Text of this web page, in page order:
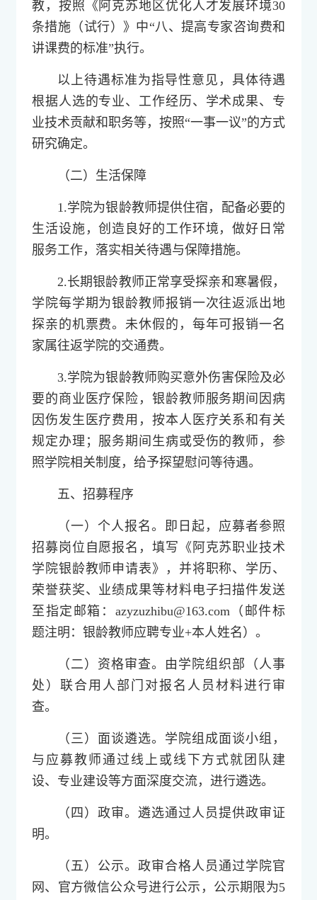
教，按照《阿克苏地区优化人才发展环境30
条措施（试行）》中“八、提高专家咨询费和
讲课费的标准”执行。
以上待遇标准为指导性意见，具体待遇
根据人选的专业、工作经历、学术成果、专
业技术贡献和职务等，按照“一事一议”的方式
研究确定。
（二）生活保障
1.学院为银龄教师提供住宿，配备必要的
生活设施，创造良好的工作环境，做好日常
服务工作，落实相关待遇与保障措施。
2.长期银龄教师正常享受探亲和寒暑假，
学院每学期为银龄教师报销一次往返派出地
探亲的机票费。未休假的，每年可报销一名
家属往返学院的交通费。
3.学院为银龄教师购买意外伤害保险及必
要的商业医疗保险，银龄教师服务期间因病
因伤发生医疗费用，按本人医疗关系和有关
规定办理；服务期间生病或受伤的教师，参
照学院相关制度，给予探望慰问等待遇。
五、招募程序
（一）个人报名。即日起，应募者参照
招募岗位自愿报名，填写《阿克苏职业技术
学院银龄教师申请表》，并将职称、学历、
荣誉获奖、业绩成果等材料电子扫描件发送
至指定邮箱：azyzuzhibu@163.com（邮件标
题注明：银龄教师应聘专业+本人姓名）。
（二）资格审查。由学院组织部（人事
处）联合用人部门对报名人员材料进行审
查。
（三）面谈遴选。学院组成面谈小组，
与应募教师通过线上或线下方式就团队建
设、专业建设等方面深度交流，进行遴选。
（四）政审。遴选通过人员提供政审证
明。
（五）公示。政审合格人员通过学院官
网、官方微信公众号进行公示，公示期限为5